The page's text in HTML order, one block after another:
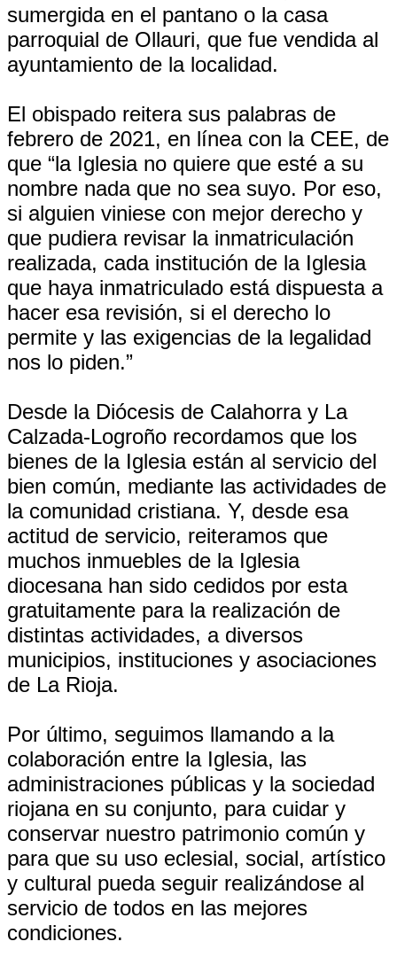
sumergida en el pantano o la casa
parroquial de Ollauri, que fue vendida al
ayuntamiento de la localidad.
El obispado reitera sus palabras de
febrero de 2021, en línea con la CEE, de
que “la Iglesia no quiere que esté a su
nombre nada que no sea suyo. Por eso,
si alguien viniese con mejor derecho y
que pudiera revisar la inmatriculación
realizada, cada institución de la Iglesia
que haya inmatriculado está dispuesta a
hacer esa revisión, si el derecho lo
permite y las exigencias de la legalidad
nos lo piden.”
Desde la Diócesis de Calahorra y La
Calzada-Logroño recordamos que los
bienes de la Iglesia están al servicio del
bien común, mediante las actividades de
la comunidad cristiana. Y, desde esa
actitud de servicio, reiteramos que
muchos inmuebles de la Iglesia
diocesana han sido cedidos por esta
gratuitamente para la realización de
distintas actividades, a diversos
municipios, instituciones y asociaciones
de La Rioja.
Por último, seguimos llamando a la
colaboración entre la Iglesia, las
administraciones públicas y la sociedad
riojana en su conjunto, para cuidar y
conservar nuestro patrimonio común y
para que su uso eclesial, social, artístico
y cultural pueda seguir realizándose al
servicio de todos en las mejores
condiciones.